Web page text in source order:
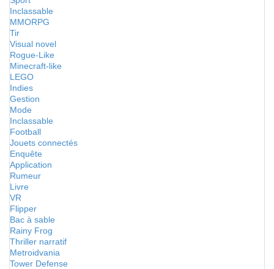
Inclassable
MMORPG
Tir
Visual novel
Rogue-Like
Minecraft-like
LEGO
Indies
Gestion
Mode
Inclassable
Football
Jouets connectés
Enquête
Application
Rumeur
Livre
VR
Flipper
Bac à sable
Rainy Frog
Thriller narratif
Metroidvania
Tower Defense